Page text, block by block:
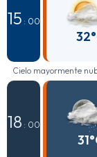
15 : 00
Cielo mayormente
18 : 00